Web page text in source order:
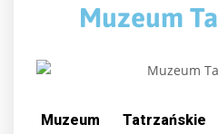
Muzeum
Muzeum